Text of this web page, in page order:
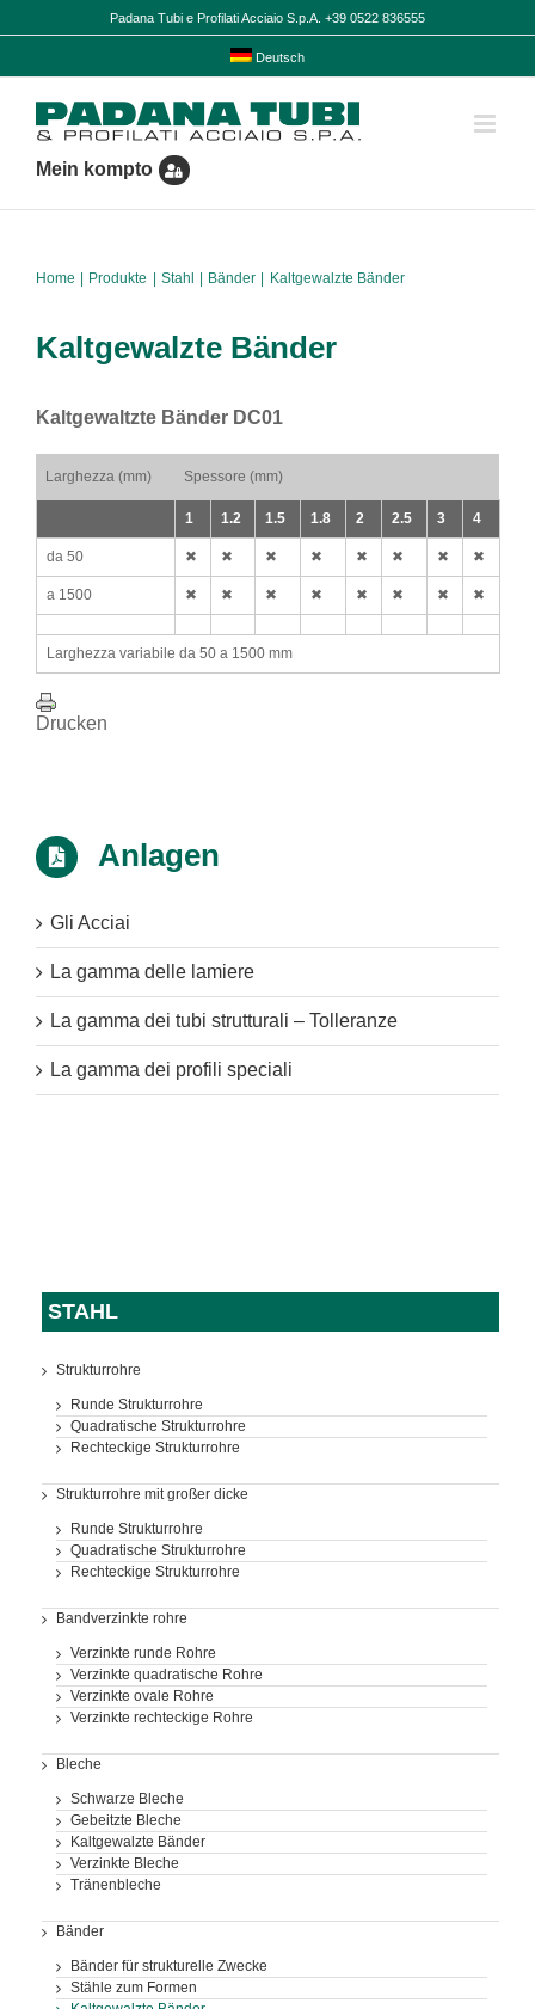
to
Padana Tubi e Profilati Acciaio S.p.A. +39 0522 836555
Deutsch
Mein kompto
Home Produkte Stahl Bänder Kaltgewalzte Bänder
Kaltgewalzte Bänder
Kaltgewaltzte Bänder DC01
Larghezza (mm) Spessore (mm)
1 1.2 1.5 1.8 2 2.5 3 4
da 50 ✖ ✖ ✖ ✖ ✖ ✖ ✖ ✖
a 1500 ✖ ✖ ✖ ✖ ✖ ✖ ✖ ✖
Larghezza variabile da 50 a 1500 mm
Drucken
Anlagen
Gli Acciai
La gamma delle lamiere
La gamma dei tubi strutturali – Tolleranze
La gamma dei profili speciali
STAHL
Strukturrohre
Runde Strukturrohre
Quadratische Strukturrohre
Rechteckige Strukturrohre
Strukturrohre mit großer dicke
Runde Strukturrohre
Quadratische Strukturrohre
Rechteckige Strukturrohre
Bandverzinkte rohre
Verzinkte runde Rohre
Verzinkte quadratische Rohre
Verzinkte ovale Rohre
Verzinkte rechteckige Rohre
Bleche
Schwarze Bleche
Gebeitzte Bleche
Kaltgewalzte Bänder
Verzinkte Bleche
Tränenbleche
Bänder
Bänder für strukturelle Zwecke
Stähle zum Formen